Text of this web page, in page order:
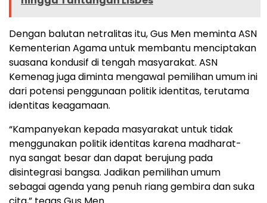
Dengan balutan netralitas itu, Gus Men meminta ASN
Kementerian Agama untuk membantu menciptakan
suasana kondusif di tengah masyarakat. ASN
Kemenag juga diminta mengawal pemilihan umum ini
dari potensi penggunaan politik identitas, terutama
identitas keagamaan.
“Kampanyekan kepada masyarakat untuk tidak
menggunakan politik identitas karena madharat-
nya sangat besar dan dapat berujung pada
disintegrasi bangsa. Jadikan pemilihan umum
sebagai agenda yang penuh riang gembira dan suka